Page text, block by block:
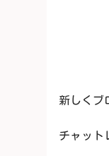
新しくブ
チャット